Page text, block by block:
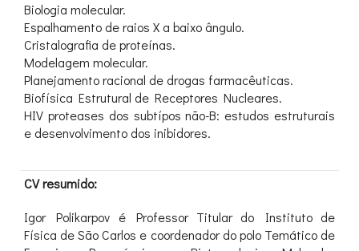
Biologia molecular.
Espalhamento de raios X a baixo ângulo.
Cristalografia de proteínas.
Modelagem molecular.
Planejamento racional de drogas farmacêuticas.
Biofísica Estrutural de Receptores Nucleares.
HIV proteases dos subtípos não-B: estudos estruturais
e desenvolvimento dos inibidores.
CV resumido:
Igor Polikarpov é Professor Titular do Instituto de
Física de São Carlos e coordenador do polo Temático de